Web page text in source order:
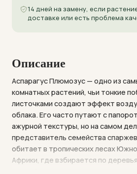
14 дней на замену, если
доставке или есть проблема
Описание
Аспарагус Плюмозус — одно из
комнатных растений, чьи тонкие
листочками создают эффект
облака. Его часто путают с
ажурной текстуры, но на самом
представитель семейства
обитает в тропических лесах
Африки, где взбирается по